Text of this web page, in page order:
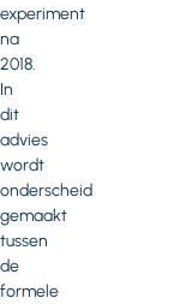
experiment
na
2018.
In
dit
advies
wordt
onderscheid
gemaakt
tussen
de
formele